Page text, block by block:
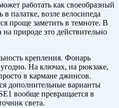
работать как своеобразный
палатке, возле велосипеда
проще заметить в темноте. В
природе это действительно
крепления. Фонарь
На ключах, на рюкзаке,
в кармане джинсов.
дополнительные варианты
вообще превращается в
света.